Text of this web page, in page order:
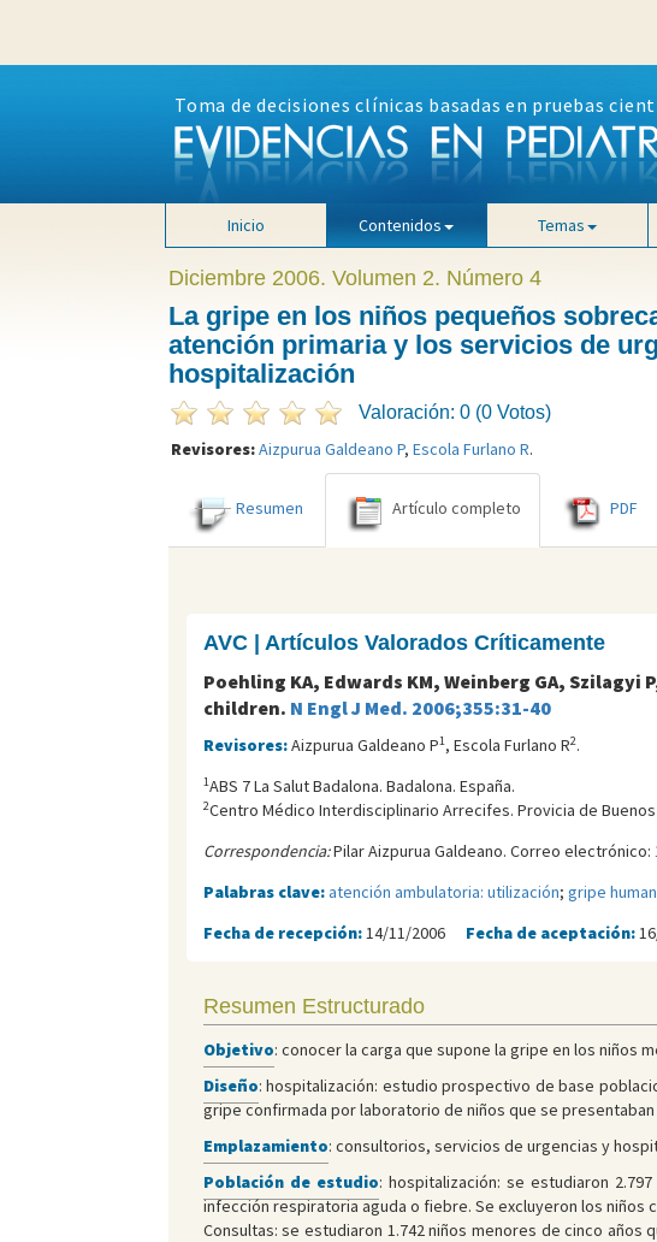
Toma de decisiones clínicas basadas en pruebas
Inicio Contenidos Temas
Diciembre 2006. Volumen 2. Número 4
La gripe en los niños pequeños
atención primaria y los servicios de
hospitalización
Valoración: 0 (0 Votos)
Revisores:Aizpurua Galdeano P, Escola Furlano R.
Resumen Artículo completo PDF
AVC | Artículos Valorados Críticamente
Poehling KA, Edwards KM, Weinberg GA,
children. N Engl J Med. 2006;355:31-40
Revisores:Aizpurua Galdeano P1, Escola Furlano R2.
1ABS 7 La Salut Badalona. Badalona. España.
2Centro Médico Interdisciplinario Arrecifes. Provicia de Buenos
Correspondencia:Pilar Aizpurua Galdeano. Correo electrónico:
Palabras clave:atención ambulatoria: utilización; gripe
Fecha de recepción:14/11/2006 Fecha de aceptación:
Resumen Estructurado
Objetivo: conocer la carga que supone la gripe en los niños
Diseño: hospitalización: estudio prospectivo de base
gripe confirmada por laboratorio de niños que se
Emplazamiento: consultorios, servicios de urgencias y
Población de estudio: hospitalización: se estudiaron
infección respiratoria aguda o fiebre. Se excluyeron los niños
Consultas: se estudiaron 1.742 niños menores de cinco